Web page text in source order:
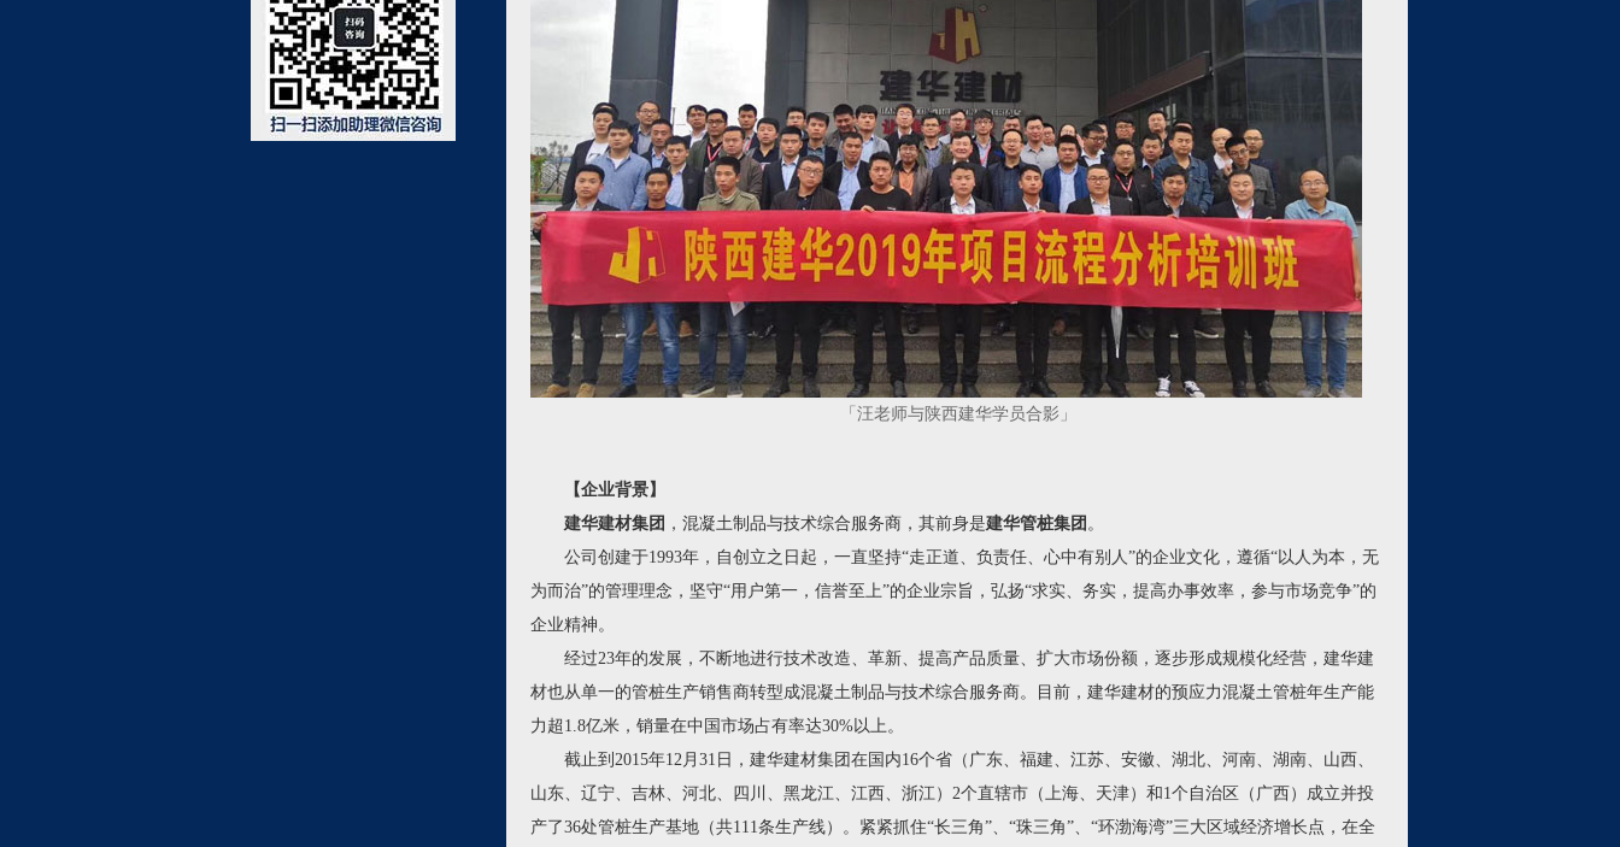
「汪老师与陕西建华学员合影」
【企业背景】
建华建材集团 ，混凝土制品与技术综合服务商，其前身是建华管桩集团 。
公司创建于1993年，自创立之日起，一直坚持“走正道、负责任、心中有别人”的企业文化，遵循“以人为本，无
为而治”的管理理念，坚守“用户第一，信誉至上”的企业宗旨，弘扬“求实、务实，提高办事效率，参与市场竞争”的
企业精神。
经过23年的发展，不断地进行技术改造、革新、提高产品质量、扩大市场份额，逐步形成规模化经营，建华建
材也从单一的管桩生产销售商转型成混凝土制品与技术综合服务商。目前，建华建材的预应力混凝土管桩年生产能
力超1.8亿米，销量在中国市场占有率达30%以上。
截止到2015年12月31日，建华建材集团在国内16个省（广东、福建、江苏、安徽、湖北、河南、湖南、山西、
山东、辽宁、吉林、河北、四川、黑龙江、江西、浙江）2个直辖市（上海、天津）和1个自治区（广西）成立并投
产了36处管桩生产基地（共111条生产线）。紧紧抓住“长三角”、“珠三角”、“环渤海湾”三大区域经济增长点，在全